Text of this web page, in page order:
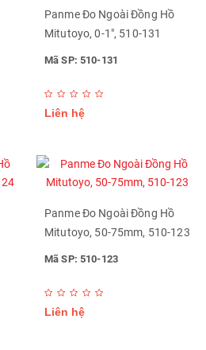
Panme Đo Ngoài Đồng Hồ
Mitutoyo, 0-1", 510-131
Mã SP: 510-131
Liên hệ
Panme Đo Ngoài Đồng Hồ
Mitutoyo, 50-75mm, 510-123
Mã SP: 510-123
Liên hệ